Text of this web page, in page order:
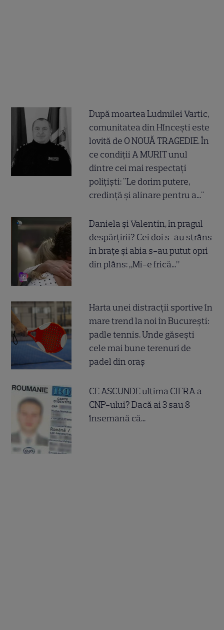
După moartea Ludmilei Vartic,
comunitatea din Hîncești este
lovită de O NOUĂ TRAGEDIE. În
ce condiții A MURIT unul
dintre cei mai respectați
polițiști: "Le dorim putere,
credință și alinare pentru a..."
Daniela și Valentin, în pragul
despărțirii? Cei doi s-au strâns
în brațe și abia s-au putut opri
din plâns: „Mi-e frică...”
Harta unei distracții sportive în
mare trend la noi în București:
padle tennis. Unde găsești
cele mai bune terenuri de
padel din oraș
CE ASCUNDE ultima CIFRA a
CNP-ului? Dacă ai 3 sau 8
însemană că...